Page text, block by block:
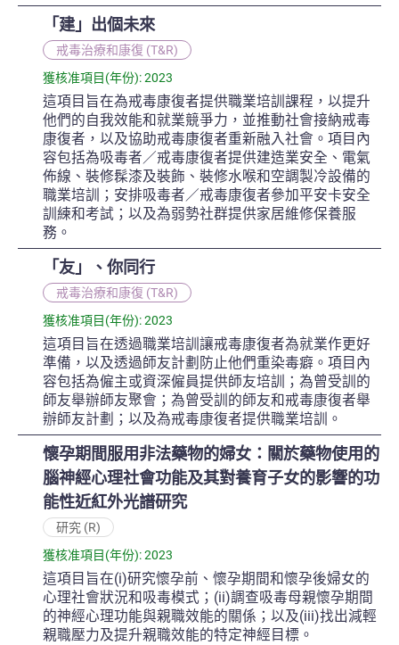
「建」出個未來
戒毒治療和康復 (T&R)
獲核准項目(年份): 2023
這項目旨在為戒毒康復者提供職業培訓課程，以提升
他們的自我效能和就業競爭力，並推動社會接納戒毒
康復者，以及協助戒毒康復者重新融入社會。項目內
容包括為吸毒者／戒毒康復者提供建造業安全、電氣
佈線、裝修髹漆及裝飾、裝修水喉和空調製冷設備的
職業培訓；安排吸毒者／戒毒康復者參加平安卡安全
訓練和考試；以及為弱勢社群提供家居維修保養服
務。
「友」、你同行
戒毒治療和康復 (T&R)
獲核准項目(年份): 2023
這項目旨在透過職業培訓讓戒毒康復者為就業作更好
準備，以及透過師友計劃防止他們重染毒癖。項目內
容包括為僱主或資深僱員提供師友培訓；為曾受訓的
師友舉辦師友聚會；為曾受訓的師友和戒毒康復者舉
辦師友計劃；以及為戒毒康復者提供職業培訓。
懷孕期間服用非法藥物的婦女：關於藥物使用的
腦神經心理社會功能及其對養育子女的影響的功
能性近紅外光譜研究
研究 (R)
獲核准項目(年份): 2023
這項目旨在(i)研究懷孕前、懷孕期間和懷孕後婦女的
心理社會狀況和吸毒模式；(ii)調查吸毒母親懷孕期間
的神經心理功能與親職效能的關係；以及(iii)找出減輕
親職壓力及提升親職效能的特定神經目標。